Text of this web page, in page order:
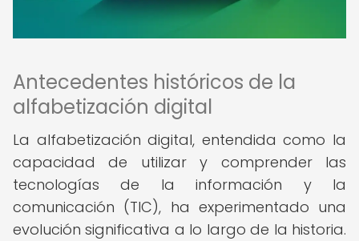
Antecedentes históricos de la
alfabetización digital
La alfabetización digital, entendida como la
capacidad de utilizar y comprender las
tecnologías de la información y la
comunicación (TIC), ha experimentado una
evolución significativa a lo largo de la historia.